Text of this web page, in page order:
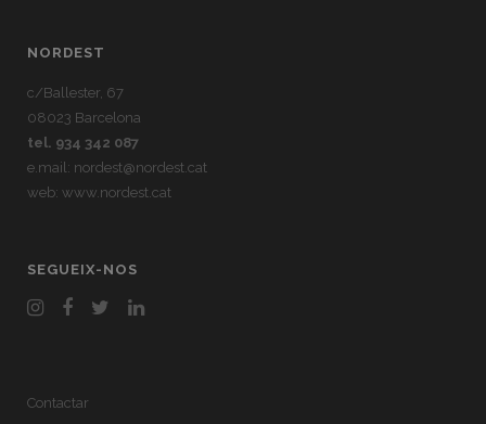
NORDEST
c/Ballester, 67
08023 Barcelona
tel. 934 342 087
e.mail: nordest@nordest.cat
web: www.nordest.cat
SEGUEIX-NOS
Contactar